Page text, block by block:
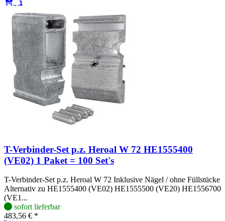
T-Verbinder-Set p.z. Heroal W 72 HE1555400
(VE02) 1 Paket = 100 Set's
T-Verbinder-Set p.z. Heroal W 72 Inklusive Nägel / ohne Füllstücke
Alternativ zu HE1555400 (VE02) HE1555500 (VE20) HE1556700
(VE1...
sofort lieferbar
483,56 € *